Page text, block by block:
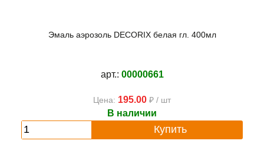
Эмаль аэрозоль DECORIX белая гл. 400мл
арт.: 00000661
Цена: 195.00 ₽ / шт
В наличии
Купить